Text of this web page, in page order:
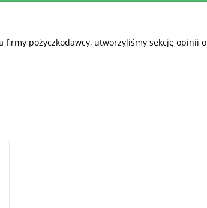
pożyczkodawcy, utworzyliśmy sekcję opinii o